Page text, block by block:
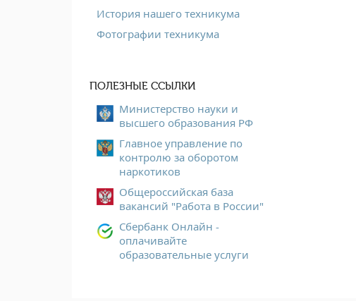
История нашего техникума
Фотографии техникума
ПОЛЕЗНЫЕ ССЫЛКИ
Министерство науки и
высшего образования РФ
Главное управление по
контролю за оборотом
наркотиков
Общероссийская база
вакансий "Работа в России"
Сбербанк Онлайн -
оплачивайте
образовательные услуги